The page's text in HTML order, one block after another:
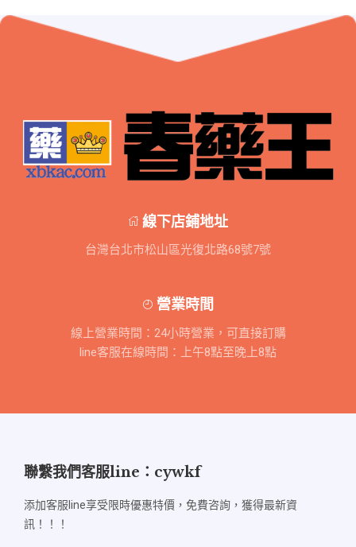
線下店鋪地址
台灣台北市松山區光復北路68號7號
營業時間
線上營業時間：24小時營業，可直接訂購
line客服在線時間：上午8點至晚上8點
聯繫我們客服line：cywkf
添加客服line享受限時優惠特價，免費咨詢，獲得最新資
訊！！！